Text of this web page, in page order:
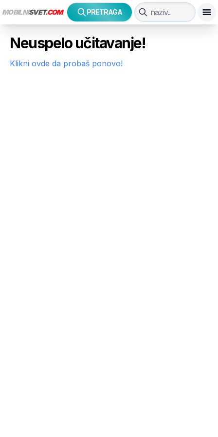
MOBILNISVET.COM PRETRAGA
Neuspelo učitavanje!
Klikni ovde da probaš ponovo!